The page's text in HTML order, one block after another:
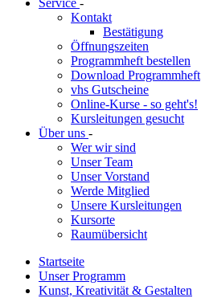
Service -
Kontakt
Bestätigung
Öffnungszeiten
Programmheft bestellen
Download Programmheft
vhs Gutscheine
Online-Kurse - so geht's!
Kursleitungen gesucht
Über uns -
Wer wir sind
Unser Team
Unser Vorstand
Werde Mitglied
Unsere Kursleitungen
Kursorte
Raumübersicht
Startseite
Unser Programm
Kunst, Kreativität & Gestalten